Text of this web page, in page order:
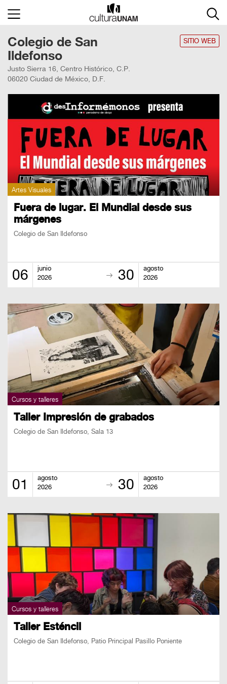
CulturaUNAM
ACTIVIDADES
CULTURALES
CONVOCATORIAS
SALA
DE
PRENSA
RECINTOS
DOCUMENTOS
Mensual
CulturaCulturaUNAM
Colegio de San
Ildefonso
Justo Sierra 16, Centro Histórico, C.P.
06020 Ciudad de México, D.F.
SITIO WEB
Artes Visuales
Fuera de lugar. El Mundial desde sus
márgenes
Colegio de San Ildefonso
06
junio
2026
30
agosto
2026
Cursos y talleres
Taller Impresión de grabados
Colegio de San Ildefonso, Sala 13
01
agosto
2026
30
agosto
2026
Cursos y talleres
Taller Esténcil
Colegio de San Ildefonso, Patio Principal Pasillo Poniente
×